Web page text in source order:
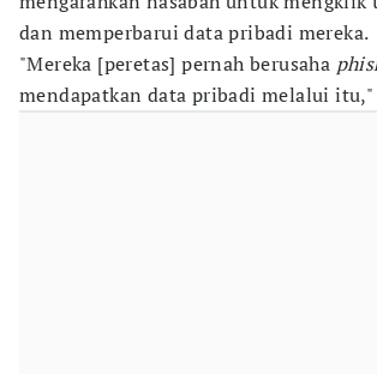
dan memperbarui data pribadi mereka.
"Mereka [peretas] pernah berusaha
mendapatkan data pribadi melalui